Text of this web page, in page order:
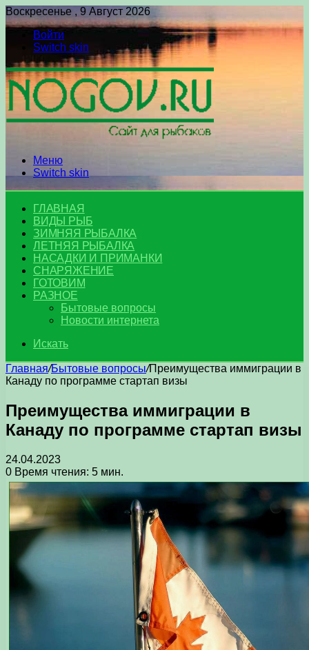
Воскресенье , 9 Август 2026
Войти
Switch skin
Меню
Switch skin
ГЛАВНАЯ
ВИДЫ РЫБ
ЗИМНЯЯ РЫБАЛКА
ЛЕТНЯЯ РЫБАЛКА
НАСАДКИ И ПРИМАНКИ
СНАРЯЖЕНИЕ
ГОТОВИМ
РАЗНОЕ
Бытовые вопросы
Новости интернета
Искать
Главная/Бытовые вопросы/Преимущества иммиграции в
Канаду по программе стартап визы
Преимущества иммиграции в
Канаду по программе стартап визы
24.04.2023
0 Время чтения: 5 мин.